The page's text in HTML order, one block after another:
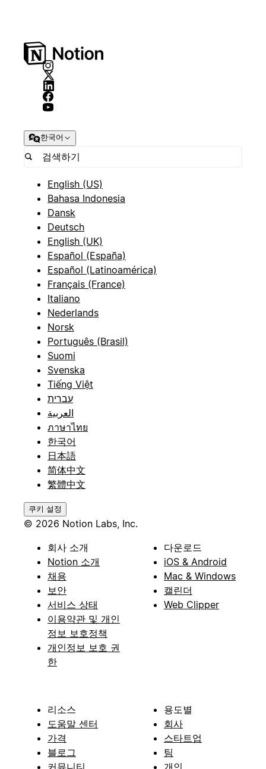
한국어
English (US)
Bahasa Indonesia
Dansk
Deutsch
English (UK)
Español (España)
Español (Latinoamérica)
Français (France)
Italiano
Nederlands
Norsk
Português (Brasil)
Suomi
Svenska
Tiếng Việt
עברית
العربية
ภาษาไทย
한국어
日本語
简体中文
繁體中文
쿠키 설정
© 2026 Notion Labs, Inc.
회사 소개
Notion 소개
채용
보안
서비스 상태
이용약관 및 개인
정보 보호정책
개인정보 보호 권
한
다운로드
iOS & Android
Mac & Windows
캘린더
Web Clipper
리소스
도움말 센터
가격
블로그
커뮤니티
용도별
회사
스타트업
팀
개인